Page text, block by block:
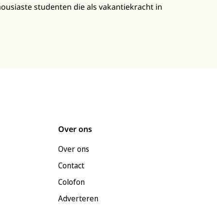
studenten die als vakantiekracht in
Over ons
Over ons
Contact
Colofon
Adverteren